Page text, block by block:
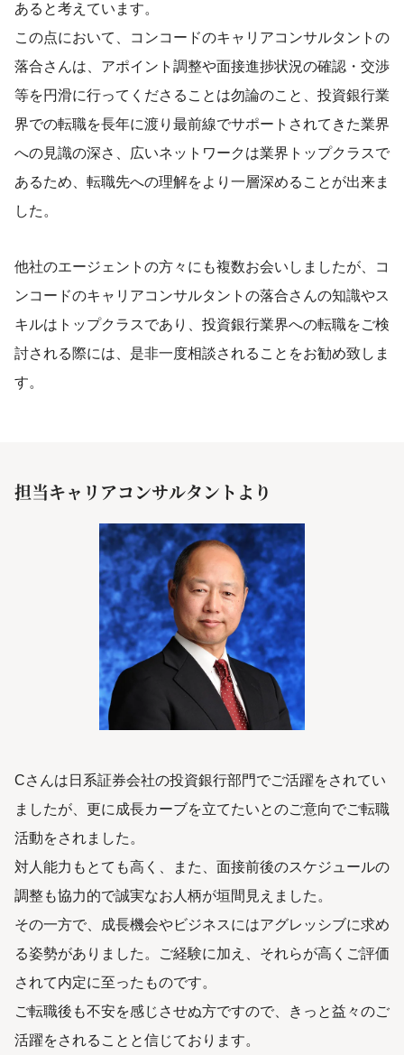
あると考えています。
この点において、コンコードのキャリアコンサルタントの
落合さんは、アポイント調整や面接進捗状況の確認・交渉
等を円滑に行ってくださることは勿論のこと、投資銀行業
界での転職を長年に渡り最前線でサポートされてきた業界
への見識の深さ、広いネットワークは業界トップクラスで
あるため、転職先への理解をより一層深めることが出来ま
した。
他社のエージェントの方々にも複数お会いしましたが、コ
ンコードのキャリアコンサルタントの落合さんの知識やス
キルはトップクラスであり、投資銀行業界への転職をご検
討される際には、是非一度相談されることをお勧め致しま
す。
担当キャリアコンサルタントより
Cさんは日系証券会社の投資銀行部門でご活躍をされてい
ましたが、更に成長カーブを立てたいとのご意向でご転職
活動をされました。
対人能力もとても高く、また、面接前後のスケジュールの
調整も協力的で誠実なお人柄が垣間見えました。
その一方で、成長機会やビジネスにはアグレッシブに求め
る姿勢がありました。ご経験に加え、それらが高くご評価
されて内定に至ったものです。
ご転職後も不安を感じさせぬ方ですので、きっと益々のご
活躍をされることと信じております。